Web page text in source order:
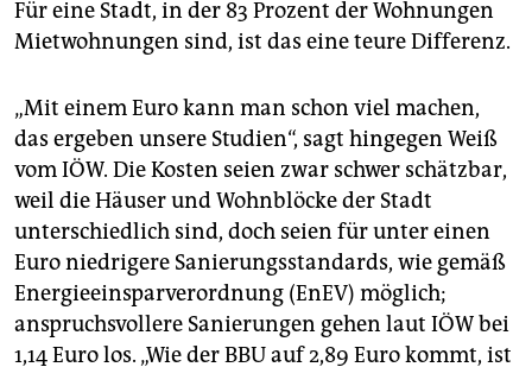
Für eine Stadt, in der 83 Prozent der Wohnungen
Mietwohnungen sind, ist das eine teure Differenz.
„Mit einem Euro kann man schon viel machen,
das ergeben unsere Studien“, sagt hingegen Weiß
vom IÖW. Die Kosten seien zwar schwer schätzbar,
weil die Häuser und Wohnblöcke der Stadt
unterschiedlich sind, doch seien für unter einen
Euro niedrigere Sanierungsstandards, wie gemäß
Energieeinsparverordnung (EnEV) möglich;
anspruchsvollere Sanierungen gehen laut IÖW bei
1,14 Euro los. „Wie der BBU auf 2,89 Euro kommt, ist